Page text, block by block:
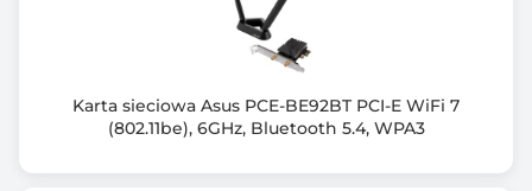
Obsługa systemów operacyjnych: Windows 8 / 7 lub
Wi-Fi Protected Setup (WPS) — PIN/PBC
Kontrolka diagnostyczna: Aktywność
Antena zintegrowana
Zużycie prądu: 500 mA
Karta sieciowa Asus PCE-BE92BT PCI-E WiFi 7
(802.11be), 6GHz, Bluetooth 5.4, WPA3